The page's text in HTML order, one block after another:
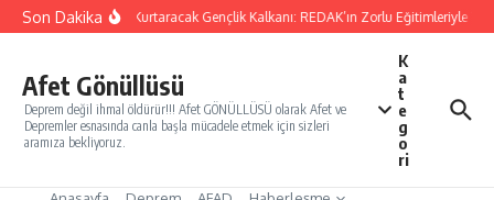
İçeriğe atla
Son DakikaYarınları Kurtaracak Gençlik Kalkanı: REDAK’ın Zorlu Eğitimleriyle
Afet Gönüllüsü
Deprem değil ihmal öldürür!!! Afet GÖNÜLLÜSÜ olarak Afet ve
Depremler esnasında canla başla mücadele etmek için sizleri
aramıza bekliyoruz.
K
a
t
e
g
o
ri